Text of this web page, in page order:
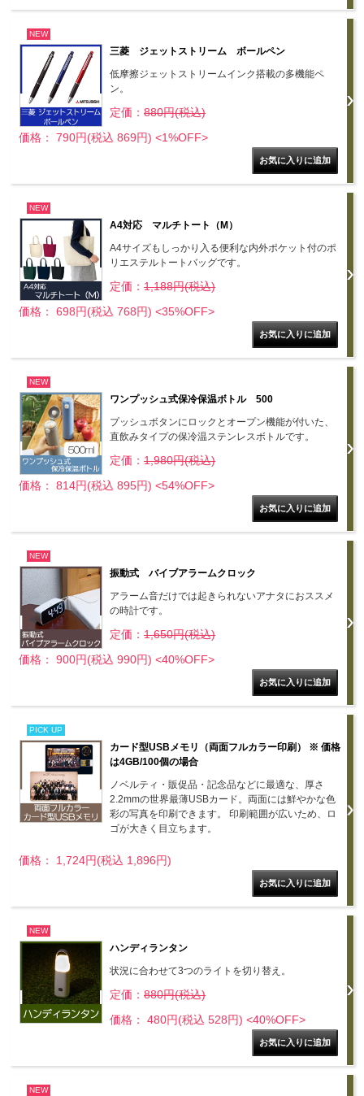
NEW
三菱 ジェットストリーム ボールペン
低摩擦ジェットストリームインク搭載の多機能ペ
ン。
定価： 880円(税込)
価格： 790円(税込 869円) <1%OFF>
NEW
A4対応 マルチトート（M）
A4サイズもしっかり入る便利な内外ポケット付のポ
リエステルトートバッグです。
定価： 1,188円(税込)
価格： 698円(税込 768円) <35%OFF>
NEW
ワンプッシュ式保冷保温ボトル 500
プッシュボタンにロックとオープン機能が付いた、
直飲みタイプの保冷温ステンレスボトルです。
定価： 1,980円(税込)
価格： 814円(税込 895円) <54%OFF>
NEW
振動式 バイブアラームクロック
アラーム音だけでは起きられないアナタにおススメ
の時計です。
定価： 1,650円(税込)
価格： 900円(税込 990円) <40%OFF>
PICK UP
カード型USBメモリ（両面フルカラー印刷） ※ 価格
は4GB/100個の場合
ノベルティ・販促品・記念品などに最適な、厚さ
2.2mmの世界最薄USBカード。両面には鮮やかな色
彩の写真を印刷できます。 印刷範囲が広いため、ロ
ゴが大きく目立ちます。
価格： 1,724円(税込 1,896円)
NEW
ハンディランタン
状況に合わせて3つのライトを切り替え。
定価： 880円(税込)
価格： 480円(税込 528円) <40%OFF>
NEW